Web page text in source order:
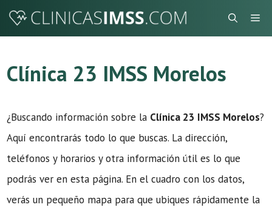
Saltar
Clínica 23 IMSS Morelos
¿Buscando información sobre la Clínica 23 IMSS Morelos?
Aquí encontrarás todo lo que buscas. La dirección,
teléfonos y horarios y otra información útil es lo que
podrás ver en esta página. En el cuadro con los datos,
verás un pequeño mapa para que ubiques rápidamente la